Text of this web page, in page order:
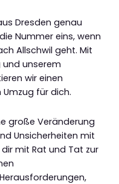
Dresden genau
Nummer eins, wenn
Allschwil geht. Mit
und unserem
wir einen
für dich.
große Veränderung
Unsicherheiten mit
mit Rat und Tat zur